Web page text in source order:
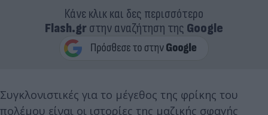
Κάνε κλικ και δες περισσότερο
Flash.grστην αναζήτηση της Google
Συγκλονιστικές για το μέγεθος της φρίκης του
πολέμου είναι οι ιστορίες της μαζικής σφαγής